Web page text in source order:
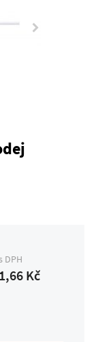
DPH
1,66 Kč